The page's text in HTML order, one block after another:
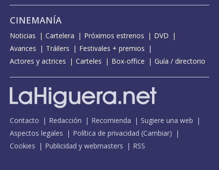
CINEMANÍA
Noticias Cartelera Próximos estrenos
DVD
Avances
Tráilers
Festivales + premios
Actores y actrices
Carteles Box-office Guía / directorio
Contacto Redacción Recomienda
Sugiere una web
Aspectos legales
Política de privacidad (Cambiar)
Cookies
Publicidad y webmasters RSS